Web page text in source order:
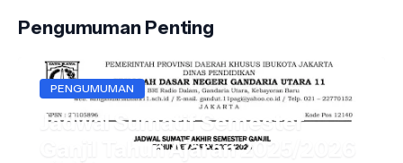
Pengumuman Penting
PENGUMUMAN
Jadwal Sumatif Semester
Ganjil Tahun Ajaran 2025/2026